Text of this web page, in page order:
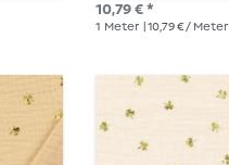
10,79 € *
1 Meter | 10,79 € / Meter